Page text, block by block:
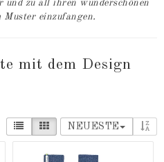
zu all ihren wunderschönen
Muster einzufangen.
mit dem Design
NEUESTE